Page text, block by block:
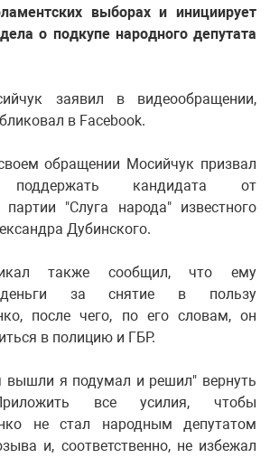
выборах и инициирует
о подкупе народного депутата
заявил в видеообращении,
в Facebook.
обращении Мосийчук призвал
поддержать кандидата от
партии "Слуга народа" известного
Дубинского.
также сообщил, что ему
деньги за снятие в пользу
после чего, по его словам, он
в полицию и ГБР.
вышли я подумал и решил" вернуть
все усилия, чтобы
не стал народным депутатом
и, соответственно, не избежал